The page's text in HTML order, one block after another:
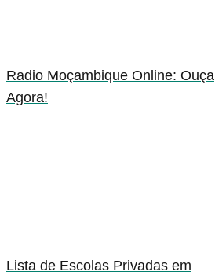
Radio Moçambique Online: Ouça
Agora!
Lista de Escolas Privadas em